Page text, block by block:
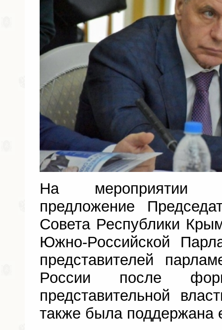
На мероприятии
предложение
Совета Республики
Южно-Российской
представителей
России после
представительной
также была поддержана